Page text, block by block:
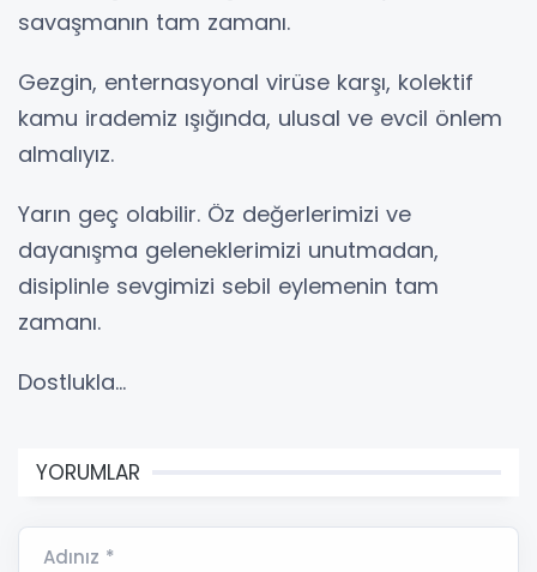
savaşmanın tam zamanı.
Gezgin, enternasyonal virüse karşı, kolektif
kamu irademiz ışığında, ulusal ve evcil önlem
almalıyız.
Yarın geç olabilir. Öz değerlerimizi ve
dayanışma geleneklerimizi unutmadan,
disiplinle sevgimizi sebil eylemenin tam
zamanı.
Dostlukla...
YORUMLAR
Adınız *